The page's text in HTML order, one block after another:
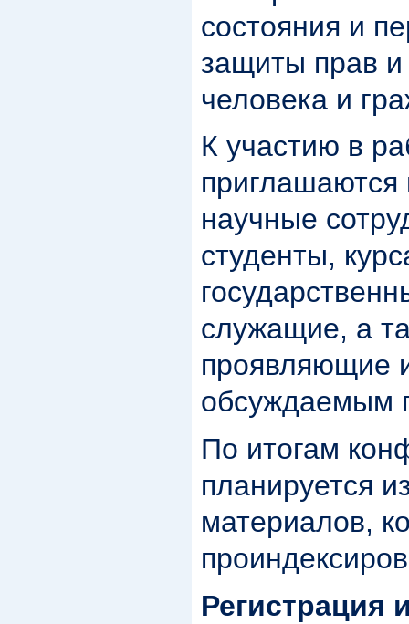
состояния и
защиты прав и
человека и
К участию в
приглашаются
научные
студенты,
служащие, а
проявляющие
обсуждаемым
По итогам
планируется
материалов,
Регистрация